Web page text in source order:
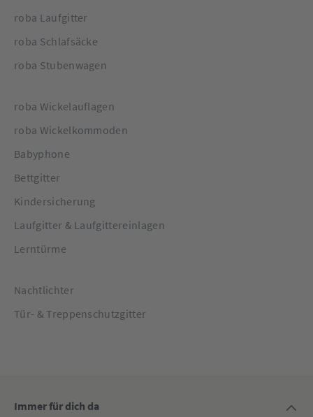
roba Laufgitter
roba Schlafsäcke
roba Stubenwagen
roba Wickelauflagen
roba Wickelkommoden
Babyphone
Bettgitter
Kindersicherung
Laufgitter & Laufgittereinlagen
Lerntürme
Nachtlichter
Tür- & Treppenschutzgitter
Immer für dich da